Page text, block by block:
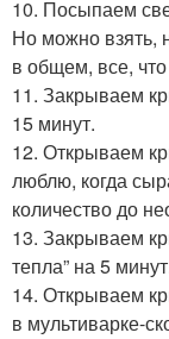
10. Посыпаем
Но можно взять,
в общем, все,
11. Закрываем
15 минут.
12. Открываем
люблю, когда
количество до
13. Закрываем
тепла” на 5
14. Открываем
в мультиварке-